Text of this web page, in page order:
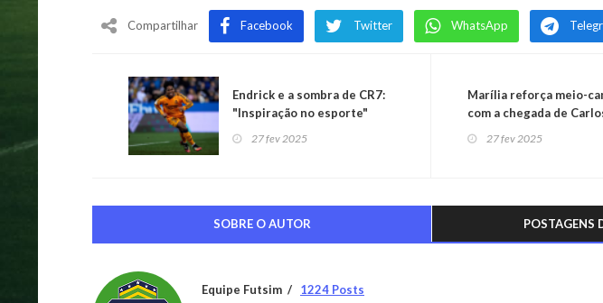
Compartilhar Facebook Twitter WhatsApp
Endrick e a sombra de CR7:
"Inspiração no esporte"
27 fev 2025
Marília reforça meio-
com a chegada de
27 fev 2025
SOBRE O AUTOR POSTAGENS
Equipe Futsim 1224 Posts